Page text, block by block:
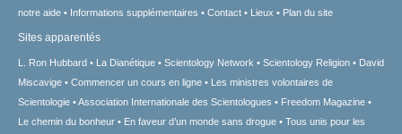
notre aide
Informations supplémentaires Contact Lieux Plan du site
Sites apparentés
L. Ron Hubbard La Dianétique Scientology Network Scientology Religion
David
Miscavige
Commencer un cours en ligne
Les ministres volontaires de
Scientologie
Association Internationale des Scientologues
Freedom Magazine
Le chemin du bonheur
En faveur d’un monde sans drogue Tous unis pour les